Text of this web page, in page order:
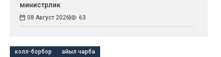
министрлик
08 Август 2026 63
колл-борбор айыл чарба